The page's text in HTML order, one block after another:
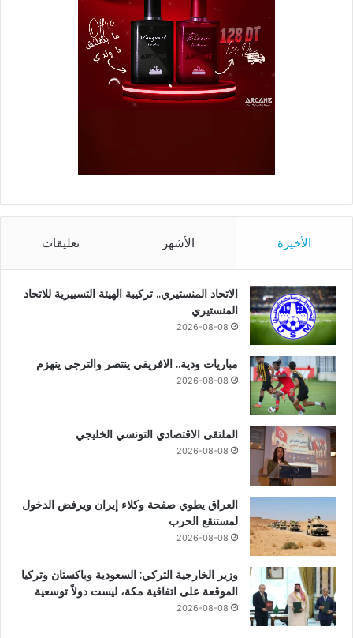
الأخيرة الأشهر تعليقات
الاتحاد المنستيري.. تركيبة الهيئة التسييرية للاتحاد
المنستيري
2026-08-08
مباريات ودية.. الافريقي ينتصر والترجي ينهزم
2026-08-08
الملتقى الاقتصادي التونسي الخليجي
2026-08-08
العراق يطوي صفحة وكلاء إيران ويرفض الدخول
لمستنقع الحرب
2026-08-08
وزير الخارجية التركي: السعودية وباكستان وتركيا
الموقعة على اتفاقية مكة، ليست دولاً توسعية
2026-08-08